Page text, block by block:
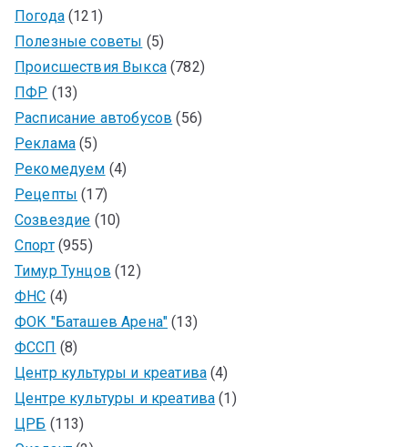
Погода(121)
Полезные советы (5)
Происшествия Выкса(782)
ПФР (13)
Расписание автобусов (56)
Реклама (5)
Рекомедуем (4)
Рецепты (17)
Созвездие (10)
Спорт(955)
Тимур Тунцов (12)
ФНС (4)
ФОК "Баташев Арена" (13)
ФССП (8)
Центр культуры и креатива (4)
Центре культуры и креатива (1)
ЦРБ (113)